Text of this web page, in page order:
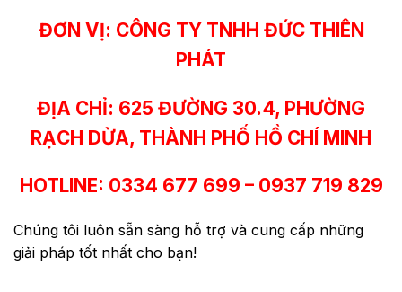
ĐƠN VỊ: CÔNG TY TNHH ĐỨC THIÊN
PHÁT
ĐỊA CHỈ: 625 ĐƯỜNG 30.4, PHƯỜNG
RẠCH DỪA, THÀNH PHỐ HỒ CHÍ MINH
HOTLINE: 0334 677 699 – 0937 719 829
Chúng tôi luôn sẵn sàng hỗ trợ và cung cấp những
giải pháp tốt nhất cho bạn!